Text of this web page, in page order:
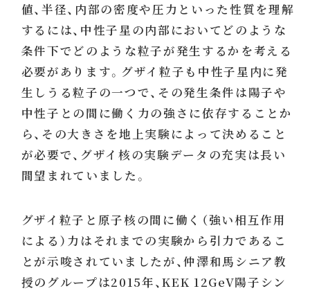
値、半径、内部の密度や圧力といった性質を理解
するには、中性子星の内部においてどのような
条件下でどのような粒子が発生するかを考える
必要があります。グザイ粒子も中性子星内に発
生しうる粒子の一つで、その発生条件は陽子や
中性子との間に働く力の強さに依存することか
ら、その大きさを地上実験によって決めること
が必要で、グザイ核の実験データの充実は長い
間望まれていました。
グザイ粒子と原子核の間に働く（強い相互作用
による）力はそれまでの実験から引力であるこ
とが示唆されていましたが、仲澤和馬シニア教
授のグループは2015年、KEK 12GeV陽子シン